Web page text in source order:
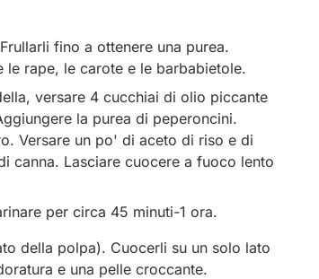
fino a ottenere una purea.
rape, le carote e le barbabietole.
versare 4 cucchiai di olio piccante
la purea di peperoncini.
Versare un po' di aceto di riso e di
canna. Lasciare cuocere a fuoco lento
per circa 45 minuti-1 ora.
della polpa). Cuocerli su un solo lato
e una pelle croccante.